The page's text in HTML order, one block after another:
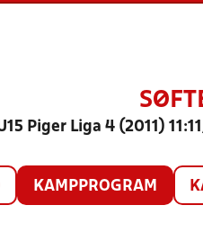
Piger Liga 4 (2011)
KAMPPROGRAM